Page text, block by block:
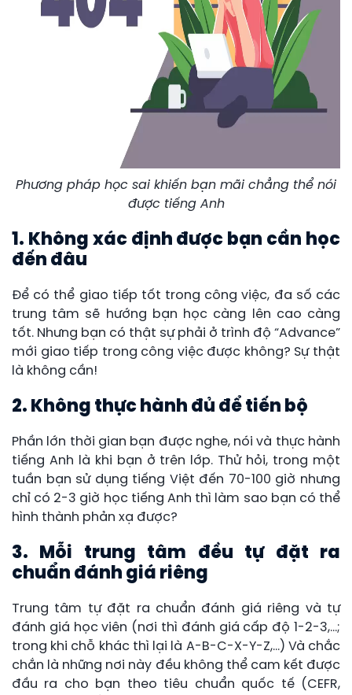
Phương pháp học sai khiến bạn mãi chẳng thể nói
được tiếng Anh
1. Không xác định được bạn cần học
đến đâu
Để có thể giao tiếp tốt trong công việc, đa số các
trung tâm sẽ hướng bạn học càng lên cao càng
tốt. Nhưng bạn có thật sự phải ở trình độ “Advance”
mới giao tiếp trong công việc được không? Sự thật
là không cần!
2. Không thực hành đủ để tiến bộ
Phần lớn thời gian bạn được nghe, nói và thực hành
tiếng Anh là khi bạn ở trên lớp. Thử hỏi, trong một
tuần bạn sử dụng tiếng Việt đến 70-100 giờ nhưng
chỉ có 2-3 giờ học tiếng Anh thì làm sao bạn có thể
hình thành phản xạ được?
3. Mỗi trung tâm đều tự đặt ra
chuẩn đánh giá riêng
Trung tâm tự đặt ra chuẩn đánh giá riêng và tự
đánh giá học viên (nơi thì đánh giá cấp độ 1-2-3,…;
trong khi chỗ khác thì lại là A-B-C-X-Y-Z,…) Và chắc
chắn là những nơi này đều không thể cam kết được
đầu ra cho bạn theo tiêu chuẩn quốc tế (CEFR,